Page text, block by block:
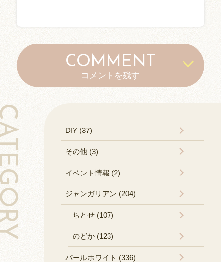
COMMENT
コメントを残す
DIY (37)
その他 (3)
イベント情報 (2)
ジャンガリアン (204)
ちとせ (107)
のどか (123)
パールホワイト (336)